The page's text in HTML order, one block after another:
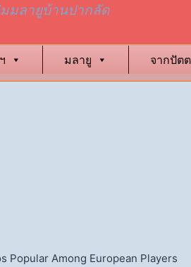
มลายูบ้านปากลัด
มลายู จากปัต
Popular Among European Players